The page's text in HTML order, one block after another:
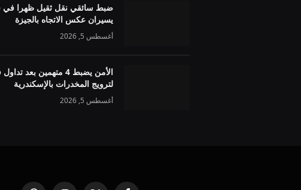
ضبط سائقي نقل ثقيل ظهرا في
يسيران عكس الاتجاه بالجيزة
أغسطس 5, 2026
الأمن يضبط 4 متهمين بعد
لترويج المخدرات بالإسكندرية
أغسطس 5, 2026